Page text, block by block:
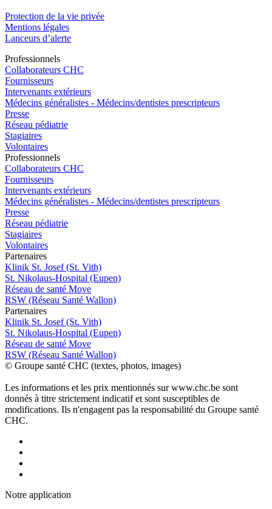
Protection de la vie privée
Mentions légales
Lanceurs d’alerte
Professionnels
Collaborateurs CHC
Fournisseurs
Intervenants extérieurs
Médecins généralistes - Médecins/dentistes prescripteurs
Presse
Réseau pédiatrie
Stagiaires
Volontaires
Professionnels
Collaborateurs CHC
Fournisseurs
Intervenants extérieurs
Médecins généralistes - Médecins/dentistes prescripteurs
Presse
Réseau pédiatrie
Stagiaires
Volontaires
Partenaires
Klinik St. Josef (St. Vith)
St. Nikolaus-Hospital (Eupen)
Réseau de santé Move
RSW (Réseau Santé Wallon)
Partenaires
Klinik St. Josef (St. Vith)
St. Nikolaus-Hospital (Eupen)
Réseau de santé Move
RSW (Réseau Santé Wallon)
© Groupe santé CHC (textes, photos, images)
Les informations et les prix mentionnés sur www.chc.be sont
donnés à titre strictement indicatif et sont susceptibles de
modifications. Ils n'engagent pas la responsabilité du Groupe santé
CHC.
Notre application